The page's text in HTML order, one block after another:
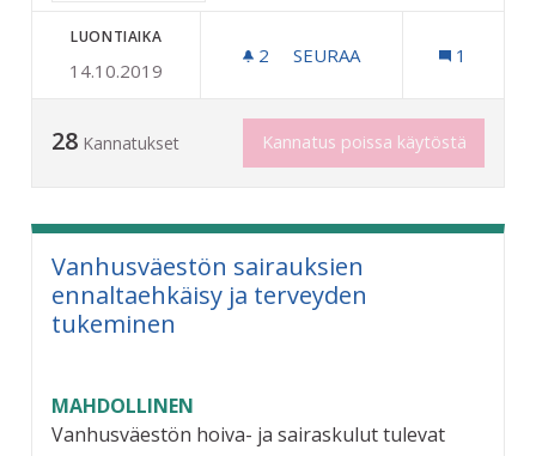
LUONTIAIKA
14.10.2019
2 2 SEURAAJAA
SEURAA 1
28 Kannatukset Kannatus poissa käytöstä
Vanhusväestön sairauksien
ennaltaehkäisy ja terveyden
tukeminen
MAHDOLLINEN
Vanhusväestön hoiva- ja sairaskulut tulevat